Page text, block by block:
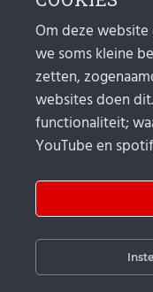
poppodium 40 jaar.
MAIL
Algemeen:
Bands & boeking:
Promotie &
Om deze
we soms kleine
zetten,
websites doen
functionaliteit;
YouTube en